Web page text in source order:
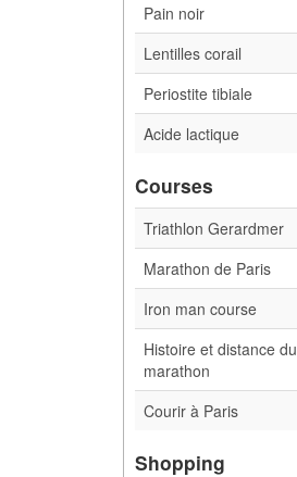
Pain noir
Lentilles corail
Periostite tibiale
Acide lactique
Courses
Triathlon Gerardmer
Marathon de Paris
Iron man course
Histoire et distance du
marathon
Courir à Paris
Shopping